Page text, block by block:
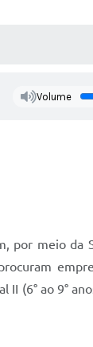
Volume
por meio da
(6° ao 9°